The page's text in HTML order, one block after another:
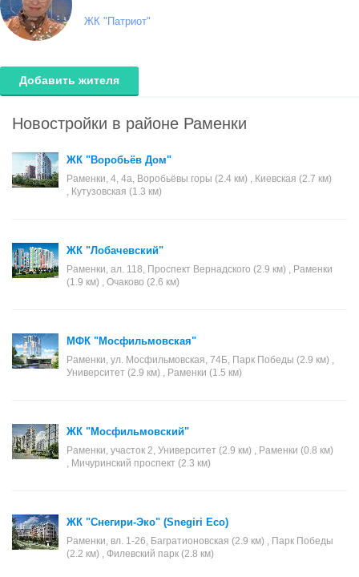
ЖК "Патриот"
Добавить жителя
Новостройки в районе Раменки
ЖК "Воробьёв Дом"
Раменки, 4, 4а, Воробьёвы горы (2.4 км) , Киевская (2.7 км)
, Кутузовская (1.3 км)
ЖК "Лобачевский"
Раменки, ал. 118, Проспект Вернадского (2.9 км) , Раменки
(1.9 км) , Очаково (2.6 км)
МФК "Мосфильмовская"
Раменки, ул. Мосфильмовская, 74Б, Парк Победы (2.9 км) ,
Университет (2.9 км) , Раменки (1.5 км)
ЖК "Мосфильмовский"
Раменки, участок 2, Университет (2.9 км) , Раменки (0.8 км)
, Мичуринский проспект (2.3 км)
ЖК "Снегири-Эко" (Snegiri Eco)
Раменки, вл. 1-26, Багратионовская (2.9 км) , Парк Победы
(2.2 км) , Филевский парк (2.8 км)